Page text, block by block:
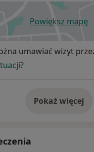
Powiększ mapę
otwiera
umawiać wizyt
Pokaż więcej
o adresie